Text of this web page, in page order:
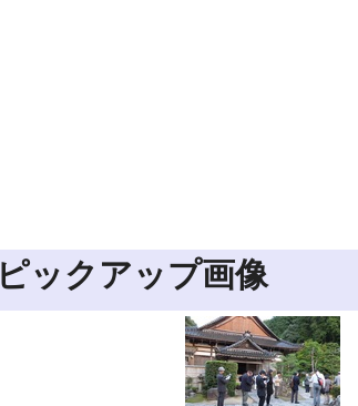
ピックアップ画像